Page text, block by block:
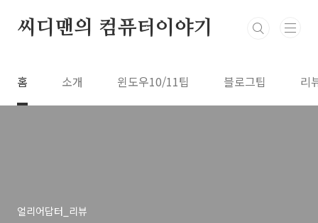
씨디맨의 컴퓨터이야기
홈 소개 윈도우10/11팁 블로그팁 리
얼리어답터_리뷰